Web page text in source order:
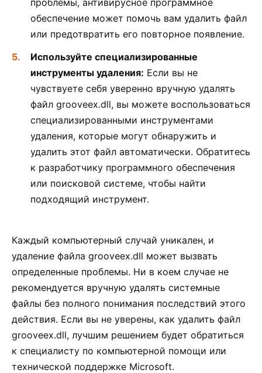
проблемы, антивирусное программное
обеспечение может помочь вам удалить файл
или предотвратить его повторное появление.
Используйте специализированные
инструменты удаления: Если вы не
чувствуете себя уверенно вручную удалять
файл grooveex.dll, вы можете воспользоваться
специализированными инструментами
удаления, которые могут обнаружить и
удалить этот файл автоматически. Обратитесь
к разработчику программного обеспечения
или поисковой системе, чтобы найти
подходящий инструмент.
Каждый компьютерный случай уникален, и
удаление файла grooveex.dll может вызвать
определенные проблемы. Ни в коем случае не
рекомендуется вручную удалять системные
файлы без полного понимания последствий этого
действия. Если вы не уверены, как удалить файл
grooveex.dll, лучшим решением будет обратиться
к специалисту по компьютерной помощи или
технической поддержке Microsoft.